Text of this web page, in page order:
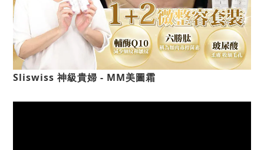
Sliswiss 神級貴婦 - MM美圖霜